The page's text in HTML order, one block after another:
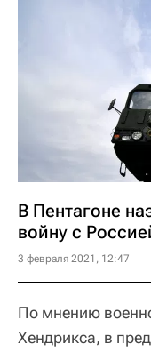
В Пентагоне
войну с
3 февраля 2021, 12:47
По мнению
Хендрикса, в